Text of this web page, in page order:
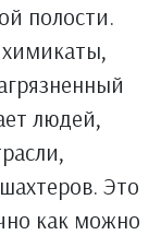
полости.
людей,
Это
как можно